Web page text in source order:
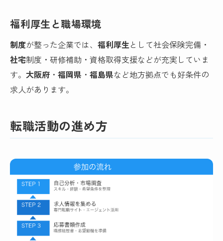
福利厚生と職場環境
制度が整った企業では、福利厚生として社会保険完備・
社宅制度・研修補助・資格取得支援などが充実していま
す。大阪府 ・福岡県 ・福島県など地方拠点でも好条件の
求人があります。
転職活動の進め方